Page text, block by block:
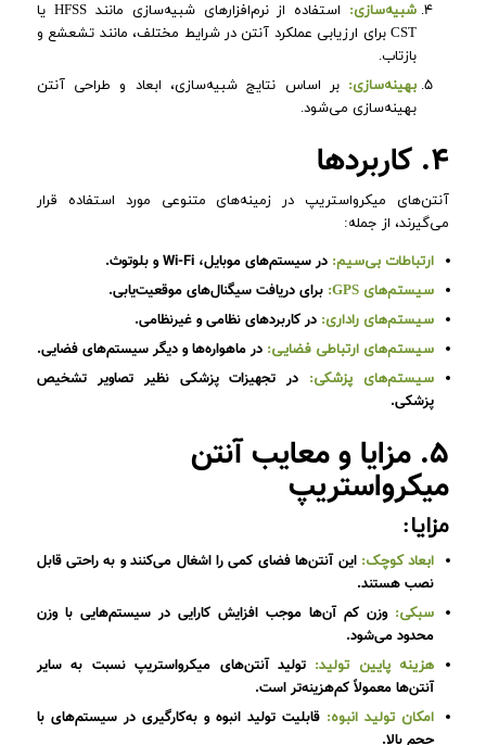
شبیه‌سازی:
استفاده از نرم‌افزارهای شبیه‌سازی مانند HFSS یا
CST برای ارزیابی عملکرد آنتن در شرایط مختلف، مانند تشعشع و
بازتاب.
بهینه‌سازی: بر اساس نتایج شبیه‌سازی، ابعاد و طراحی آنتن
بهینه‌سازی می‌شود.
۴. کاربردها
آنتن‌های میکرواستریپ در زمینه‌های متنوعی مورد استفاده قرار
می‌گیرند، از جمله:
ارتباطات بی‌سیم: در سیستم‌های موبایل، Wi-Fi و بلوتوث.
سیستم‌های GPS: برای دریافت سیگنال‌های موقعیت‌یابی.
سیستم‌های راداری: در کاربردهای نظامی و غیرنظامی.
سیستم‌های ارتباطی فضایی: در ماهواره‌ها و دیگر سیستم‌های فضایی.
سیستم‌های پزشکی: در تجهیزات پزشکی نظیر تصاویر تشخیص
پزشکی.
۵. مزایا و معایب آنتن
میکرواستریپ
مزایا:
ابعاد کوچک: این آنتن‌ها فضای کمی را اشغال می‌کنند و به راحتی قابل
نصب هستند.
سبکی: وزن کم آن‌ها موجب افزایش کارایی در سیستم‌هایی با وزن
محدود می‌شود.
هزینه پایین تولید: تولید آنتن‌های میکرواستریپ نسبت به سایر
آنتن‌ها معمولاً کم‌هزینه‌تر است.
امکان تولید انبوه: قابلیت تولید انبوه و به‌کارگیری در سیستم‌های با